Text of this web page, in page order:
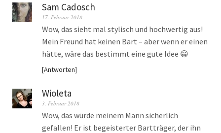
Sam Cadosch
17. Februar 2018
Wow, das sieht mal stylisch und hochwertig aus!
Mein Freund hat keinen Bart – aber wenn er einen
hätte, wäre das bestimmt eine gute Idee 😀
Antworten
Wioleta
3. Februar 2018
Wow, das würde meinem Mann sicherlich
gefallen! Er ist begeisterter Bartträger, der ihn